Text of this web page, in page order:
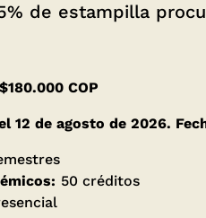
de estampilla
COP
12 de agosto de 2026.
50 créditos